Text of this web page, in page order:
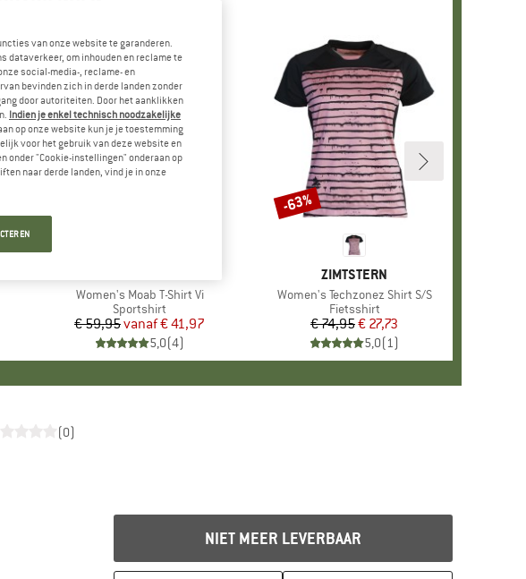
Artikel
Women's Moab T-Shirt Vi
Productgroep
Sportshirt
Prijs
€ 59,95 Verlaagde prijs
vanaf€ 41,97
5,0(4)
MERK
ZIMTSTERN
Artikel
Women's Techzonez Shirt S/S
Productgroep
Fietsshirt
Prijs
€ 74,95Verlaagde prijs
€ 27,73
5,0(1)
Korting
-63%
(0)
NIET MEER LEVERBAAR
van onze website te garanderen.
dataverkeer, om inhouden en reclame te
social-media-, reclame- en
bevinden zich in derde landen zonder
door autoriteiten. Door het aanklikken
Indien je enkel technisch noodzakelijke
op onze website kun je je toestemming
voor het gebruik van deze website en
onder "Cookie-instellingen" onderaan op
naar derde landen, vind je in onze